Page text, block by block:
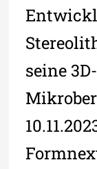
seine